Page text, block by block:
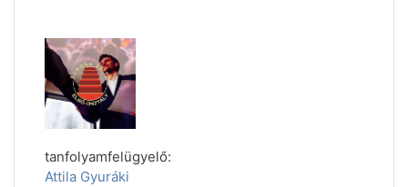
tanfolyamfelügyelő:
Attila Gyuráki